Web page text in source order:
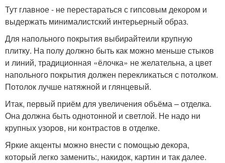
Тут главное - не перестараться с гипсовым декором и
выдержать минималистский интерьерный образ.
Для напольного покрытия выбирайтеили крупную
плитку. На полу должно быть как можно меньше стыков
и линий, традиционная «ёлочка» не желательна, а цвет
напольного покрытия должен перекликаться с потолком.
Потолок лучше натяжной и глянцевый.
Итак, первый приём для увеличения объёма – отделка.
Она должна быть однотонной и светлой. Не надо ни
крупных узоров, ни контрастов в отделке.
Яркие акценты можно внести с помощью декора,
который легко заменить:, накидок, картин и так далее.